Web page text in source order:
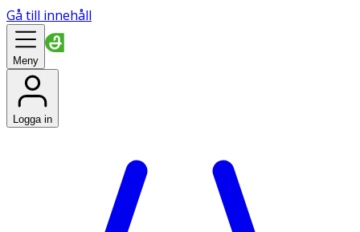
Gå till innehåll
Meny
Logga in